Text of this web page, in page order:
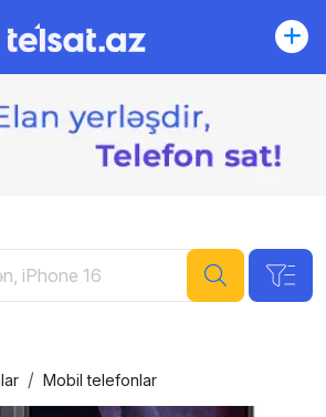
Mobil telefonlar